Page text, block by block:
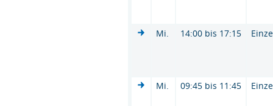
Mi. 14:00 bis 17:15
Mi. 09:45 bis 11:45